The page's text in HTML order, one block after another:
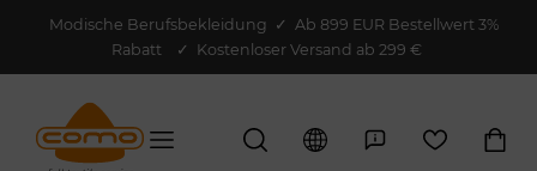
Modische Berufsbekleidung ✓ Ab 899 EUR Bestellwert 3%
Rabatt
✓ Kostenloser Versand ab 299 €